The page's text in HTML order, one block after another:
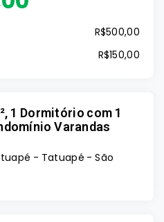
R$500,00
R$150,00
1 Dormitório com 1
Varandas
- Tatuapé - São